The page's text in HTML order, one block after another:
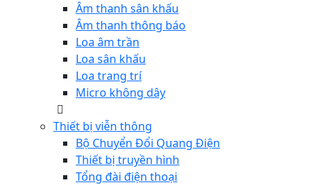
Âm thanh sân khấu
Âm thanh thông báo
Loa âm trần
Loa sân khấu
Loa trang trí
Micro không dây
Thiết bị viễn thông
Bộ Chuyển Đổi Quang Điện
Thiết bị truyền hình
Tổng đài điện thoại